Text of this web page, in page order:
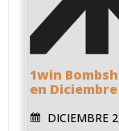
1win
en Diciembre
DICIEMBRE